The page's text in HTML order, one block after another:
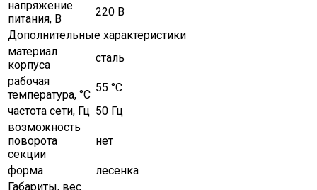
напряжение
питания, В
220 В
Дополнительные характеристики
материал
корпуса
сталь
рабочая
температура, °C
55 °С
частота сети, Гц 50 Гц
возможность
поворота
секции
нет
форма
лесенка
Габариты, вес